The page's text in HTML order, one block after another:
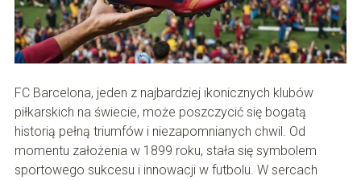
FC Barcelona, jeden z najbardziej ikonicznych klubów
piłkarskich na świecie, może poszczycić się bogatą
historią pełną triumfów i niezapomnianych chwil. Od
momentu założenia w 1899 roku, stała się symbolem
sportowego sukcesu i innowacji w futbolu. W sercach